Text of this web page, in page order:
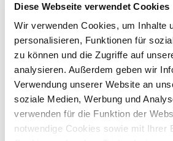
Diese Webseite verwendet Cookies
Wir verwenden Cookies, um Inhalte
personalisieren, Funktionen für
zu können und die Zugriffe auf
analysieren. Außerdem geben wir
Verwendung unserer Website an
soziale Medien, Werbung und
verwenden für die Funktion der
notwendige Cookies sowie mit Ihrer
freiensteinerhof.at